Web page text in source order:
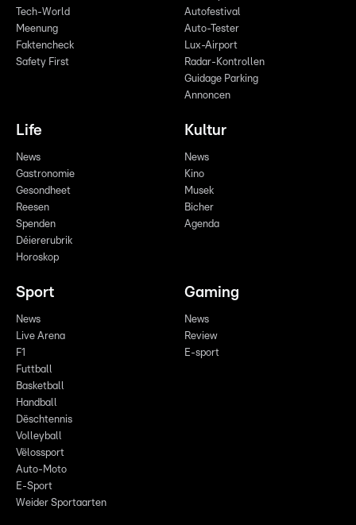
Tech-World
Meenung
Faktencheck
Safety First
Autofestival
Auto-Tester
Lux-Airport
Radar-Kontrollen
Guidage Parking
Annoncen
Life
News
Gastronomie
Gesondheet
Reesen
Spenden
Déiererubrik
Horoskop
Kultur
News
Kino
Musek
Bicher
Agenda
Sport
News
Live Arena
F1
Futtball
Basketball
Handball
Dëschtennis
Volleyball
Vëlossport
Auto-Moto
E-Sport
Weider Sportaarten
Gaming
News
Review
E-sport